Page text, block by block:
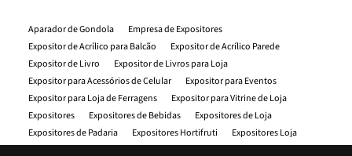
Aparador de Gondola
Empresa de Expositores
Expositor de Acrílico para Balcão
Expositor de Acrílico Parede
Expositor de Livro
Expositor de Livros para Loja
Expositor para Acessórios de Celular
Expositor para Eventos
Expositor para Loja de Ferragens
Expositor para Vitrine de Loja
Expositores
Expositores de Bebidas
Expositores de Loja
Expositores de Padaria
Expositores Hortifruti
Expositores Loja